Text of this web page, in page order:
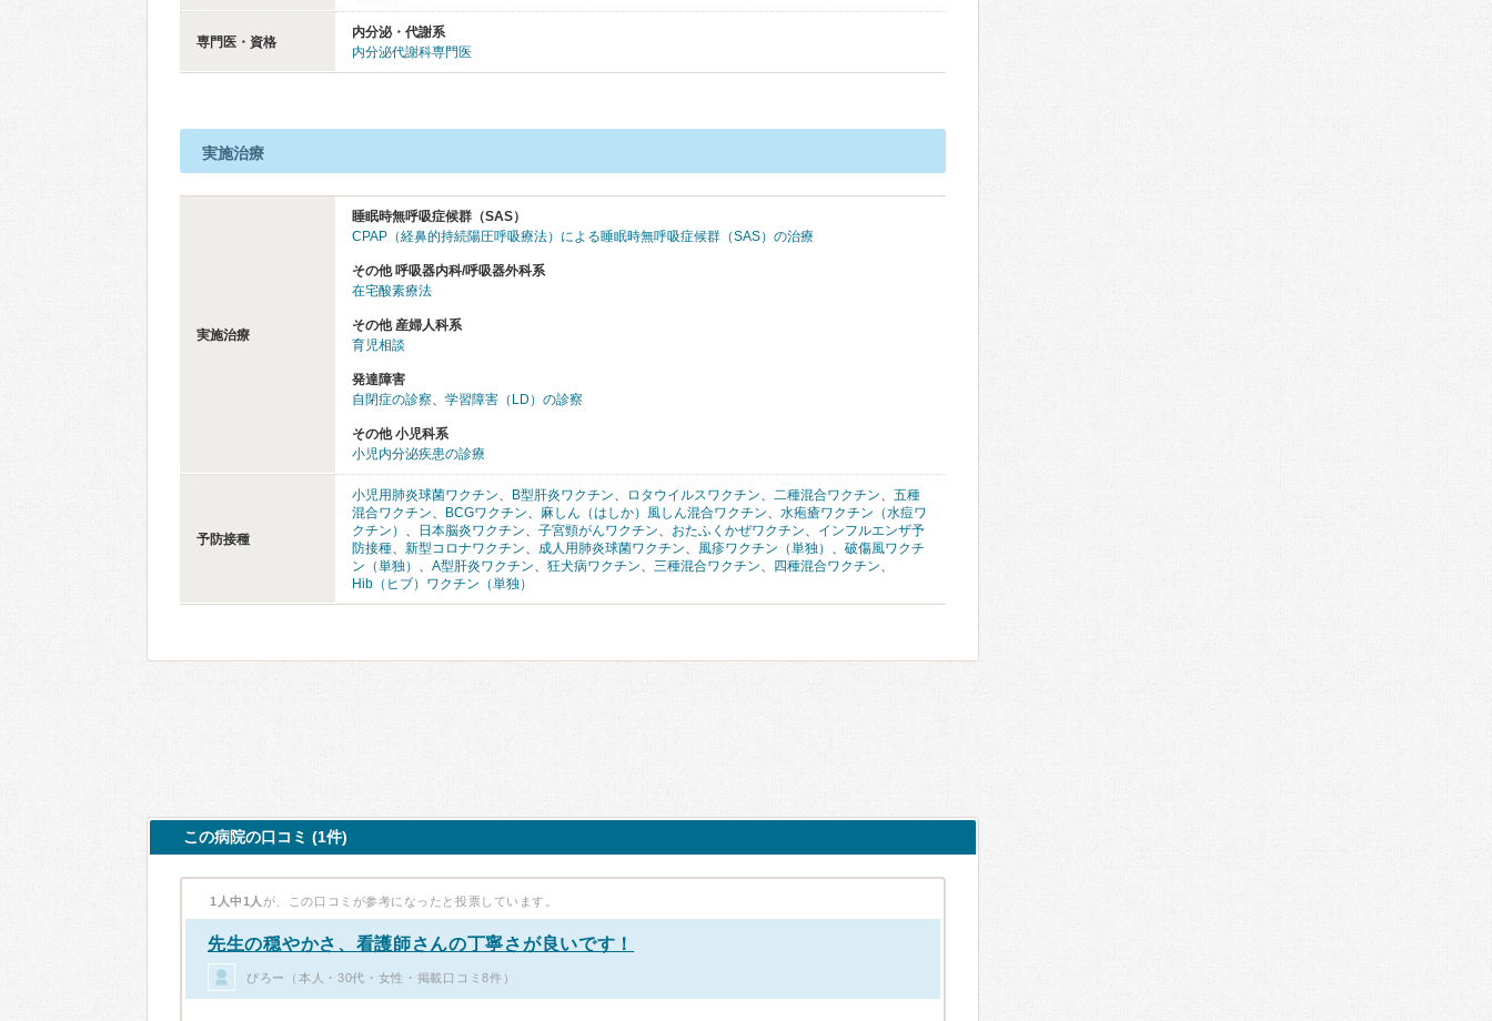
専門医・資格
内分泌・代謝系
内分泌代謝科専門医
実施治療
実施治療
睡眠時無呼吸症候群（SAS）
CPAP（経鼻的持続陽圧呼吸療法）による睡眠時無呼吸症候群（SAS）の治療
その他 呼吸器内科/呼吸器外科系
在宅酸素療法
その他 産婦人科系
育児相談
発達障害
自閉症の診察、 学習障害（LD）の診察
その他 小児科系
小児内分泌疾患の診療
予防接種
小児用肺炎球菌ワクチン、 B型肝炎ワクチン、 ロタウイルスワクチン、 二種混合ワクチン、 五種
混合ワクチン、 BCGワクチン、 麻しん（はしか）風しん混合ワクチン、 水疱瘡ワクチン（水痘ワ
クチン） 、 日本脳炎ワクチン、 子宮頸がんワクチン、 おたふくかぜワクチン、 インフルエンザ予
防接種、 新型コロナワクチン、 成人用肺炎球菌ワクチン、 風疹ワクチン（単独） 、 破傷風ワクチ
ン（単独） 、 A型肝炎ワクチン、 狂犬病ワクチン、 三種混合ワクチン、 四種混合ワクチン、
Hib（ヒブ）ワクチン（単独）
この病院の口コミ (1件)
1人中1人 が、この口コミが参考になったと投票しています。
先生の穏やかさ、看護師さんの丁寧さが良いです！
ぴろー（本人・30代・女性・掲載口コミ8件）